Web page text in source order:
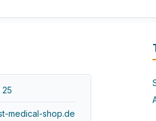
25
medical-shop.de